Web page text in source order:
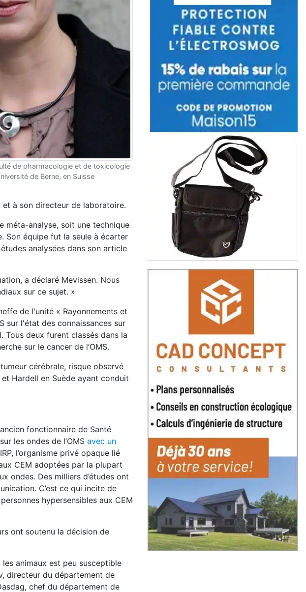
de pharmacologie et de toxicologie
de Berne, en Suisse
et à son directeur de laboratoire.
méta-analyse, soit une technique
Son équipe fut la seule à écarter
analysées dans son article
a déclaré Mevissen. Nous
sur ce sujet. »
de l'unité « Rayonnements et
sur l'état des connaissances sur
Tous deux furent classés dans la
sur le cancer de l’OMS.
cérébrale, risque observé
Hardell en Suède ayant conduit
fonctionnaire de Santé
les ondes de l’OMS avec un
l’organisme privé opaque lié
CEM adoptées par la plupart
ondes. Des milliers d’études ont
C’est ce qui incite de
hypersensibles aux CEM
ont soutenu la décision de
animaux est peu susceptible
directeur du département de
chef du département de